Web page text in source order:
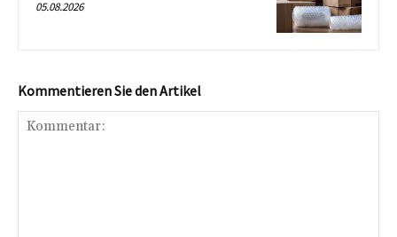
05.08.2026
Kommentieren Sie den Artikel